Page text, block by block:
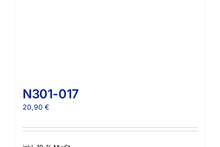
N301-017
20,90€